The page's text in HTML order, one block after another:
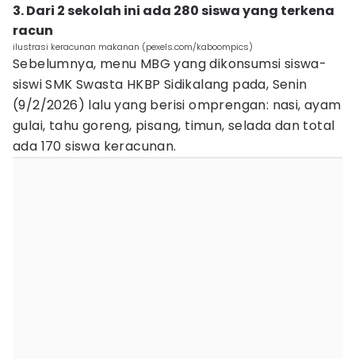
3. Dari 2 sekolah ini ada 280 siswa yang terkena
racun
ilustrasi keracunan makanan (pexels.com/kaboompics)
Sebelumnya, menu MBG yang dikonsumsi siswa-
siswi SMK Swasta HKBP Sidikalang pada, Senin
(9/2/2026) lalu yang berisi omprengan: nasi, ayam
gulai, tahu goreng, pisang, timun, selada dan total
ada 170 siswa keracunan.